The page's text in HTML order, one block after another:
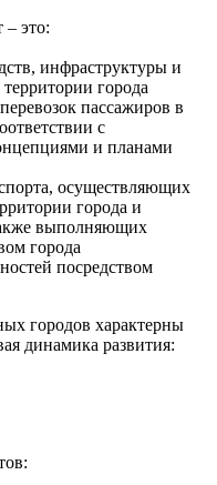
– это:
инфраструктуры и
города
пассажиров в
с
и планами
осуществляющих
города и
выполняющих
города
посредством
городов характерны
динамика развития: